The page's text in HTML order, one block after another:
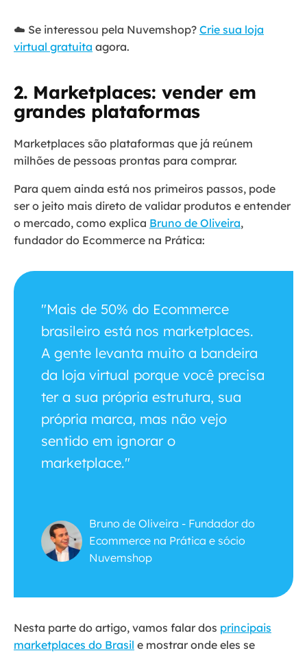
☁️ Se interessou pela Nuvemshop? Crie sua loja
virtual gratuita agora.
2. Marketplaces: vender em
grandes plataformas
Marketplaces são plataformas que já reúnem
milhões de pessoas prontas para comprar.
Para quem ainda está nos primeiros passos, pode
ser o jeito mais direto de validar produtos e entender
o mercado, como explica Bruno de Oliveira,
fundador do Ecommerce na Prática:
"Mais de 50% do Ecommerce
brasileiro está nos marketplaces.
A gente levanta muito a bandeira
da loja virtual porque você precisa
ter a sua própria estrutura, sua
própria marca, mas não vejo
sentido em ignorar o
marketplace."
Bruno de Oliveira - Fundador do
Ecommerce na Prática e sócio
Nuvemshop
Nesta parte do artigo, vamos falar dos principais
marketplaces do Brasil e mostrar onde eles se